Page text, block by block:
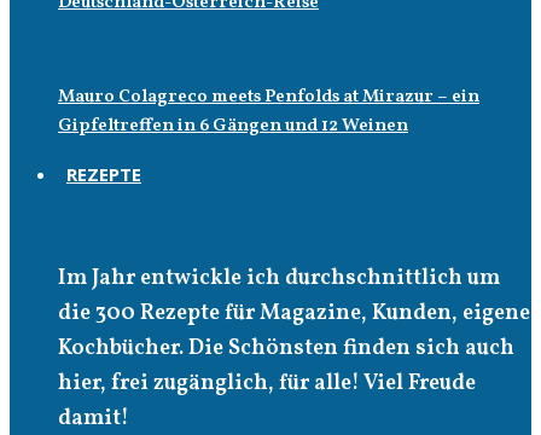
Mauro Colagreco meets Penfolds at Mirazur – ein
Gipfeltreffen in 6 Gängen und 12 Weinen
REZEPTE
Im Jahr entwickle ich durchschnittlich um
die 300 Rezepte für Magazine, Kunden, eigene
Kochbücher. Die Schönsten finden sich auch
hier, frei zugänglich, für alle! Viel Freude
damit!